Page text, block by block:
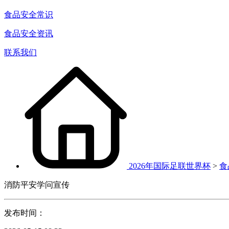
食品安全常识
食品安全资讯
联系我们
2026年国际足联世界杯 > 食
消防平安学问宣传
发布时间：